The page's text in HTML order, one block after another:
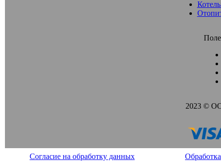
2023 ©
Согласие на обработку данных